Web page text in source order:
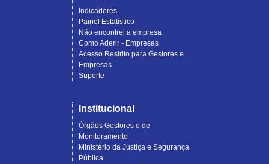
Indicadores
Painel Estatístico
Não encontrei a empresa
Como Aderir - Empresas
Acesso Restrito para Gestores e
Empresas
Suporte
Institucional
Órgãos Gestores e de
Monitoramento
Ministério da Justiça e Segurança
Pública